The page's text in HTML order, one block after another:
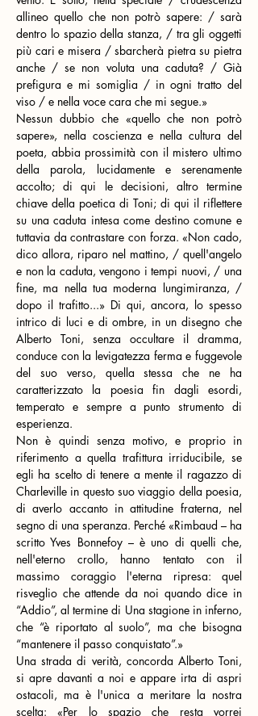
allineo quello che non potrò sapere: / sarà
dentro lo spazio della stanza, / tra gli oggetti
più cari e misera / sbarcherà pietra su pietra
anche / se non voluta una caduta? / Già
prefigura e mi somiglia / in ogni tratto del
viso / e nella voce cara che mi segue.»
Nessun dubbio che «quello che non potrò
sapere», nella coscienza e nella cultura del
poeta, abbia prossimità con il mistero ultimo
della parola, lucidamente e serenamente
accolto; di qui le decisioni, altro termine
chiave della poetica di Toni; di qui il riflettere
su una caduta intesa come destino comune e
tuttavia da contrastare con forza. «Non cado,
dico allora, riparo nel mattino, / quell'angelo
e non la caduta, vengono i tempi nuovi, / una
fine, ma nella tua moderna lungimiranza, /
dopo il trafitto...» Di qui, ancora, lo spesso
intrico di luci e di ombre, in un disegno che
Alberto Toni, senza occultare il dramma,
conduce con la levigatezza ferma e fuggevole
del suo verso, quella stessa che ne ha
caratterizzato la poesia fin dagli esordi,
temperato e sempre a punto strumento di
esperienza.
Non è quindi senza motivo, e proprio in
riferimento a quella trafittura irriducibile, se
egli ha scelto di tenere a mente il ragazzo di
Charleville in questo suo viaggio della poesia,
di averlo accanto in attitudine fraterna, nel
segno di una speranza. Perché «Rimbaud – ha
scritto Yves Bonnefoy – è uno di quelli che,
nell'eterno crollo, hanno tentato con il
massimo coraggio l'eterna ripresa: quel
risveglio che attende da noi quando dice in
“Addio”, al termine di Una stagione in inferno,
che “è riportato al suolo”, ma che bisogna
“mantenere il passo conquistato”.»
Una strada di verità, concorda Alberto Toni,
si apre davanti a noi e appare irta di aspri
ostacoli, ma è l'unica a meritare la nostra
scelta: «Per lo spazio che resta vorrei